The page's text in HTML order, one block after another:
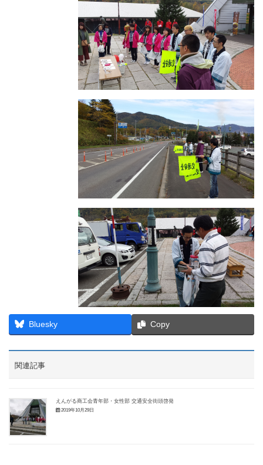
Bluesky Copy
関連記事
えんがる商工会青年部・女性部 交通安全街頭啓発
2019年10月29日